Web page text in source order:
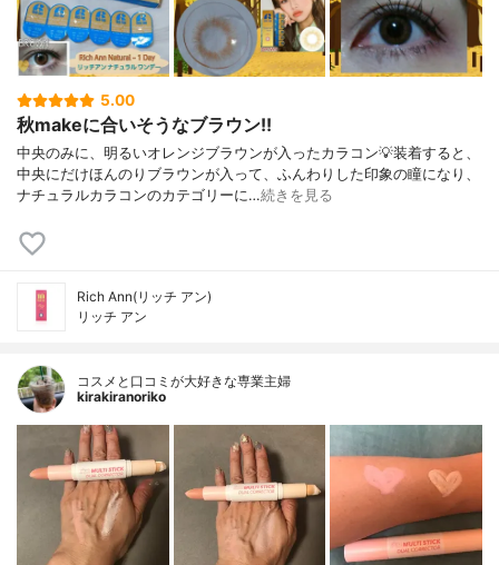
5.00
秋makeに合いそうなブラウン!!
中央のみに、明るいオレンジブラウンが入ったカラコン💡装着すると、
中央にだけほんのりブラウンが入って、ふんわりした印象の瞳になり、
ナチュラルカラコンのカテゴリーに…続きを見る
Rich Ann(リッチ アン)
リッチ アン
コスメと口コミが大好きな専業主婦
kirakiranoriko